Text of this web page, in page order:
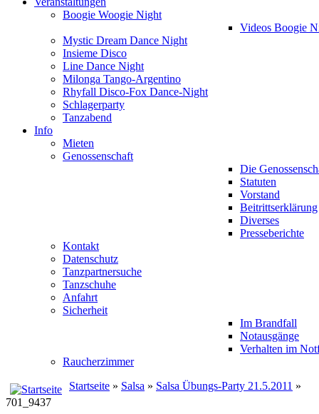
Boogie Woogie Night
Videos Boogie
Mystic Dream Dance Night
Insieme Disco
Line Dance Night
Milonga Tango-Argentino
Rhyfall Disco-Fox Dance-Night
Schlagerparty
Tanzabend
Info
Mieten
Genossenschaft
Die
Statuten
Vorstand
Beitrittserklärung
Diverses
Presseberichte
Kontakt
Datenschutz
Tanzpartnersuche
Tanzschuhe
Anfahrt
Sicherheit
Im Brandfall
Notausgänge
Verhalten im
Raucherzimmer
Startseite » Salsa » Salsa Übungs-Party 21.5.2011 »
701_9437